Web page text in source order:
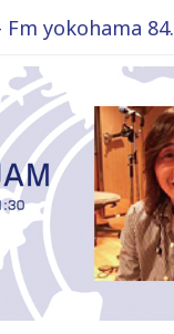
Fm yokohama